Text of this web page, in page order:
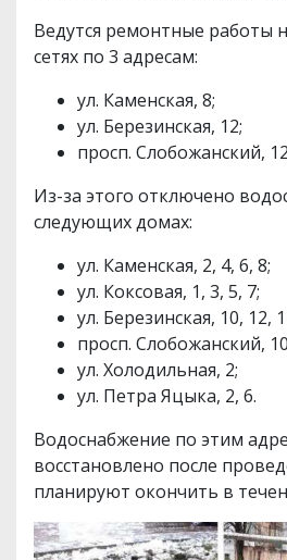
Ведутся ремонтные работы
сетях по 3 адресам:
ул. Каменская, 8;
ул. Березинская, 12;
просп. Слобожанский,
Из-за этого отключено
следующих домах:
ул. Каменская, 2, 4, 6, 8;
ул. Коксовая, 1, 3, 5, 7;
ул. Березинская, 10, 12,
просп. Слобожанский,
ул. Холодильная, 2;
ул. Петра Яцыка, 2, 6.
Водоснабжение по этим
восстановлено после
планируют окончить в